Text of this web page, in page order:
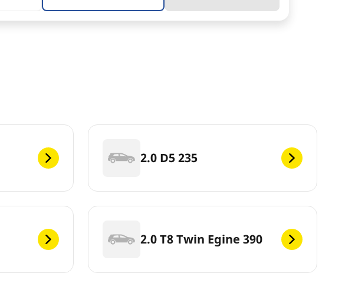
2.0 D5 235
2.0 T8 Twin Egine 390